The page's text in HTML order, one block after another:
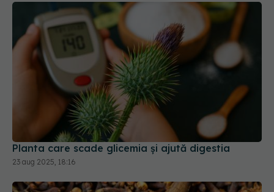
Planta care scade glicemia și ajută digestia
23 aug 2025, 18:16